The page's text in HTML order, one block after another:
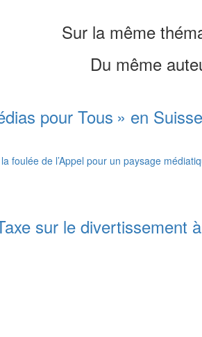
Sur la même
Du même
pour Tous » en Suisse
foulée de l’Appel pour un paysage
sur le divertissement